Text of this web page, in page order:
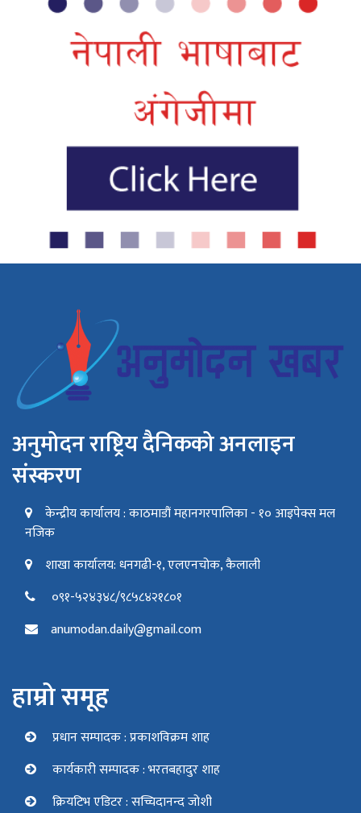
अनुमोदन राष्ट्रिय दैनिकको अनलाइन
संस्करण
केन्द्रीय कार्यालय : काठमाडौं महानगरपालिका - १० आइपेक्स मल
नजिक
शाखा कार्यालय: धनगढी-१, एलएनचोक, कैलाली
०९१-५२४३४८/९८५८४२१८०१
anumodan.daily@gmail.com
हाम्रो समूह
प्रधान सम्पादक : प्रकाशविक्रम शाह
कार्यकारी सम्पादक : भरतबहादुर शाह
क्रियटिभ एडिटर : सच्चिदानन्द जोशी